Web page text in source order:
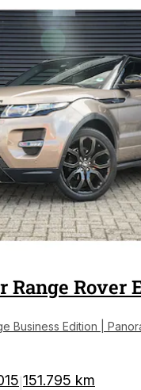
Range Rover
Business Edition |
151.795 km